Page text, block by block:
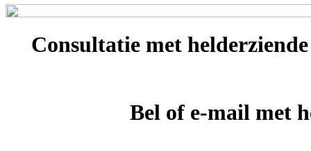
Consultatie met
Bel of e-mail met